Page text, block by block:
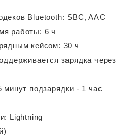
Bluetooth: SBC, AAC
работы: 6 ч
кейсом: 30 ч
зарядка через
минут подзарядки - 1 час
Lightning